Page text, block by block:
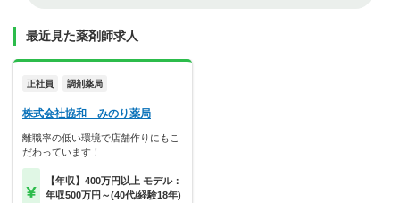
最近見た薬剤師求人
正社員 調剤薬局
株式会社協和 みのり薬局
離職率の低い環境で店舗作りにもこ
だわっています！
【年収】400万円以上 モデル：
年収500万円～(40代/経験18年)